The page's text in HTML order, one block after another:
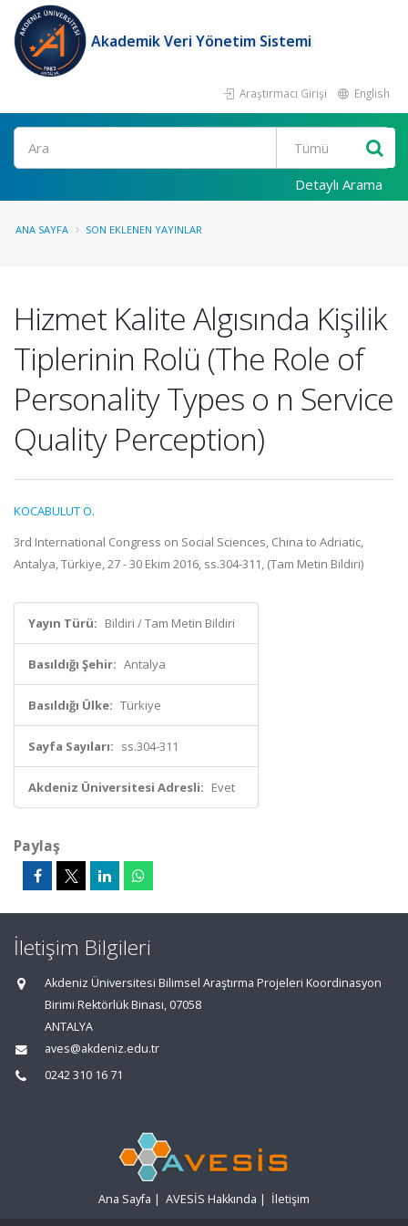
Akademik Veri Yönetim Sistemi
Araştırmacı Girişi English
Ara
Detaylı Arama
ANA SAYFA SON EKLENEN YAYINLAR
Hizmet Kalite Algısında Kişilik
Tiplerinin Rolü (The Role of
Personality Types o n Service
Quality Perception)
KOCABULUT Ö.
3rd International Congress on Social Sciences, China to Adriatic,
Antalya, Türkiye, 27 - 30 Ekim 2016, ss.304-311, (Tam Metin Bildiri)
Yayın Türü: Bildiri / Tam Metin Bildiri
Basıldığı Şehir: Antalya
Basıldığı Ülke: Türkiye
Sayfa Sayıları: ss.304-311
Akdeniz Üniversitesi Adresli: Evet
Paylaş
İletişim Bilgileri
Akdeniz Üniversitesi Bilimsel Araştırma Projeleri Koordinasyon
Birimi Rektörlük Binası, 07058
ANTALYA
aves@akdeniz.edu.tr
0242 310 16 71
Ana Sayfa | AVESİS Hakkında | İletişim